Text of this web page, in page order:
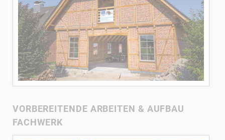
VORBEREITENDE ARBEITEN & AUFBAU
FACHWERK